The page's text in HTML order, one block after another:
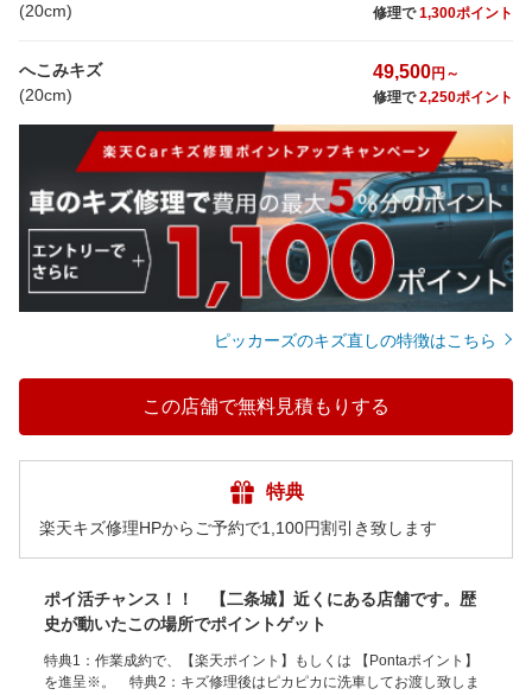
(20cm)
修理で1,300ポイント
へこみキズ
(20cm)
49,500円～
修理で2,250ポイント
ピッカーズのキズ直しの特徴はこちら
この店舗で無料見積もりする
特典
楽天キズ修理HPからご予約で1,100円割引き致します
ポイ活チャンス！！ 【二条城】近くにある店舗です。歴
史が動いたこの場所でポイントゲット
特典1：作業成約で、【楽天ポイント】もしくは 【Pontaポイント】
を進呈※。 特典2：キズ修理後はピカピカに洗車してお渡し致しま